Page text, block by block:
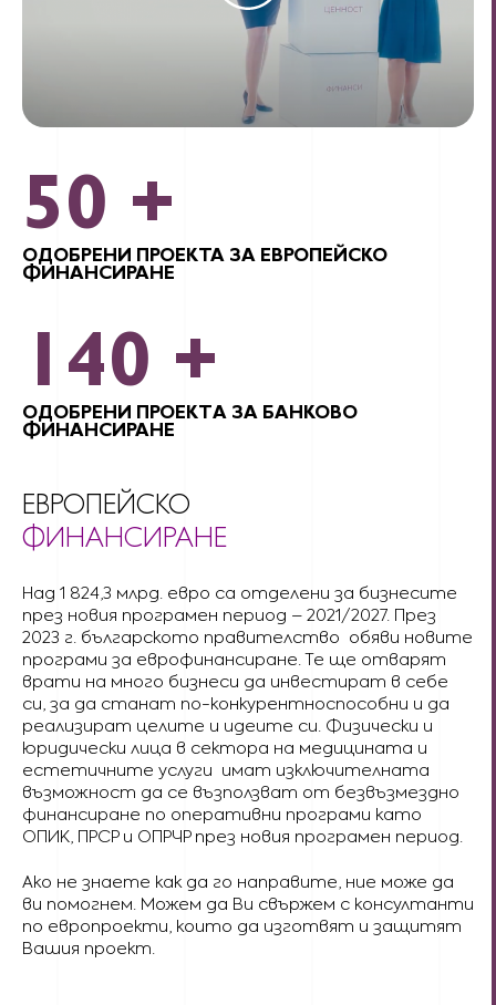
50 +
ОДОБРЕНИ ПРОЕКТА ЗА ЕВРОПЕЙСКО
ФИНАНСИРАНЕ
140 +
ОДОБРЕНИ ПРОЕКТA ЗА БАНКОВО
ФИНАНСИРАНЕ
ЕВРОПЕЙСКО
ФИНАНСИРАНЕ
Над 1 824,3 млрд. евро са отделени за бизнесите
през новия програмен период – 2021/2027. През
2023 г. българското правителство обяви новите
програми за еврофинансиране. Те ще отварят
врати на много бизнеси да инвестират в себе
си, за да станат по-конкурентноспособни и да
реализират целите и идеите си. Физически и
юридически лица в сектора на медицината и
естетичните услуги имат изключителната
възможност да се възползват от безвъзмездно
финансиране по оперативни програми като
ОПИК, ПРСР и ОПРЧР през новия програмен период.
Ако не знаете как да го направите, ние може да
ви помогнем. Можем да Ви свържем с консултанти
по европроекти, които да изготвят и защитят
Вашия проект.